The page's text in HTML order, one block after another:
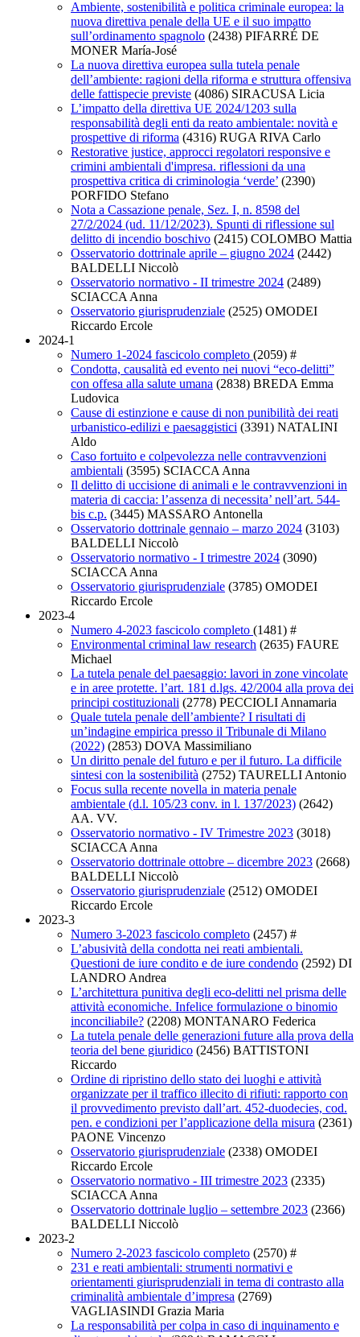
Ambiente, sostenibilità e politica criminale europea: la
nuova direttiva penale della UE e il suo impatto
sull’ordinamento spagnolo (2438) PIFARRÉ DE
MONER María-José
La nuova direttiva europea sulla tutela penale
dell’ambiente: ragioni della riforma e struttura offensiva
delle fattispecie previste (4086) SIRACUSA Licia
L’impatto della direttiva UE 2024/1203 sulla
responsabilità degli enti da reato ambientale: novità e
prospettive di riforma (4316) RUGA RIVA Carlo
Restorative justice, approcci regolatori responsive e
crimini ambientali d'impresa. riflessioni da una
prospettiva critica di criminologia ‘verde’ (2390)
PORFIDO Stefano
Nota a Cassazione penale, Sez. I, n. 8598 del
27/2/2024 (ud. 11/12/2023). Spunti di riflessione sul
delitto di incendio boschivo (2415) COLOMBO Mattia
Osservatorio dottrinale aprile – giugno 2024 (2442)
BALDELLI Niccolò
Osservatorio normativo - II trimestre 2024 (2489)
SCIACCA Anna
Osservatorio giurisprudenziale (2525) OMODEI
Riccardo Ercole
2024-1
Numero 1-2024 fascicolo completo (2059) #
Condotta, causalità ed evento nei nuovi “eco-delitti”
con offesa alla salute umana (2838) BREDA Emma
Ludovica
Cause di estinzione e cause di non punibilità dei reati
urbanistico-edilizi e paesaggistici (3391) NATALINI
Aldo
Caso fortuito e colpevolezza nelle contravvenzioni
ambientali (3595) SCIACCA Anna
Il delitto di uccisione di animali e le contravvenzioni in
materia di caccia: l’assenza di necessita’ nell’art. 544-
bis c.p. (3445) MASSARO Antonella
Osservatorio dottrinale gennaio – marzo 2024 (3103)
BALDELLI Niccolò
Osservatorio normativo - I trimestre 2024 (3090)
SCIACCA Anna
Osservatorio giurisprudenziale (3785) OMODEI
Riccardo Ercole
2023-4
Numero 4-2023 fascicolo completo (1481) #
Environmental criminal law research (2635) FAURE
Michael
La tutela penale del paesaggio: lavori in zone vincolate
e in aree protette. l’art. 181 d.lgs. 42/2004 alla prova dei
principi costituzionali (2778) PECCIOLI Annamaria
Quale tutela penale dell’ambiente? I risultati di
un’indagine empirica presso il Tribunale di Milano
(2022) (2853) DOVA Massimiliano
Un diritto penale del futuro e per il futuro. La difficile
sintesi con la sostenibilità (2752) TAURELLI Antonio
Focus sulla recente novella in materia penale
ambientale (d.l. 105/23 conv. in l. 137/2023) (2642)
AA. VV.
Osservatorio normativo - IV Trimestre 2023 (3018)
SCIACCA Anna
Osservatorio dottrinale ottobre – dicembre 2023 (2668)
BALDELLI Niccolò
Osservatorio giurisprudenziale (2512) OMODEI
Riccardo Ercole
2023-3
Numero 3-2023 fascicolo completo (2457) #
L’abusività della condotta nei reati ambientali.
Questioni de iure condito e de iure condendo (2592) DI
LANDRO Andrea
L’architettura punitiva degli eco-delitti nel prisma delle
attività economiche. Infelice formulazione o binomio
inconciliabile? (2208) MONTANARO Federica
La tutela penale delle generazioni future alla prova della
teoria del bene giuridico (2456) BATTISTONI
Riccardo
Ordine di ripristino dello stato dei luoghi e attività
organizzate per il traffico illecito di rifiuti: rapporto con
il provvedimento previsto dall’art. 452-duodecies, cod.
pen. e condizioni per l’applicazione della misura (2361)
PAONE Vincenzo
Osservatorio giurisprudenziale (2338) OMODEI
Riccardo Ercole
Osservatorio normativo - III trimestre 2023 (2335)
SCIACCA Anna
Osservatorio dottrinale luglio – settembre 2023 (2366)
BALDELLI Niccolò
2023-2
Numero 2-2023 fascicolo completo (2570) #
231 e reati ambientali: strumenti normativi e
orientamenti giurisprudenziali in tema di contrasto alla
criminalità ambientale d’impresa (2769)
VAGLIASINDI Grazia Maria
La responsabilità per colpa in caso di inquinamento e